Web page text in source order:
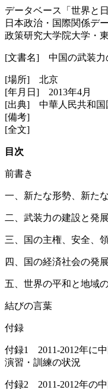
データベース「世界と
日本政治・国際関係デ
政策研究大学院大学・
[文書名] 中国の武装力
[場所] 北京
[年月日] 2013年4月
[出典] 中華人民共和国
[備考]
[全文]
目次
前書き
一、新たな形勢、新た
二、武装力の建設と発展
三、国の主権、安全、
四、国の経済社会の発
五、世界の平和と地域
結びの言葉
付録
付録1 2011-2012年に
演習・訓練の状況
付録2 2011-2012年の